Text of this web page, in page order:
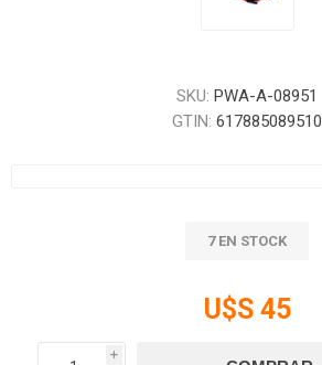
SKU: PWA-A-08951
GTIN: 617885089510
7 EN STOCK
U$S 45
i